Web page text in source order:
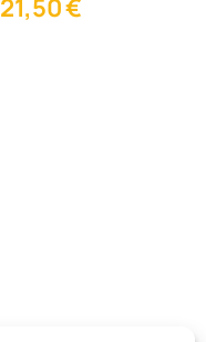
21,50€